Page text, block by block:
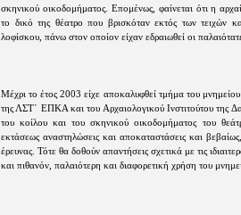
σκηνικού οικοδομήματος. Επομένως, φαίνεται ότι η
το δικό της θέατρο που βρισκόταν εκτός των τειχών
λοφίσκου, πάνω στον οποίον είχαν εδραιωθεί οι
Μέχρι το έτος 2003 είχε αποκαλυφθεί τμήμα του
της ΛΣΤ΄ ΕΠΚΑ και του Αρχαιολογικού Ινστιτούτου της
του κοίλου και του σκηνικού οικοδομήματος του
εκτάσεως αναστηλώσεις και αποκαταστάσεις και
έρευνας. Τότε θα δοθούν απαντήσεις σχετικά με τις
και πιθανόν, παλαιότερη και διαφορετική χρήση του